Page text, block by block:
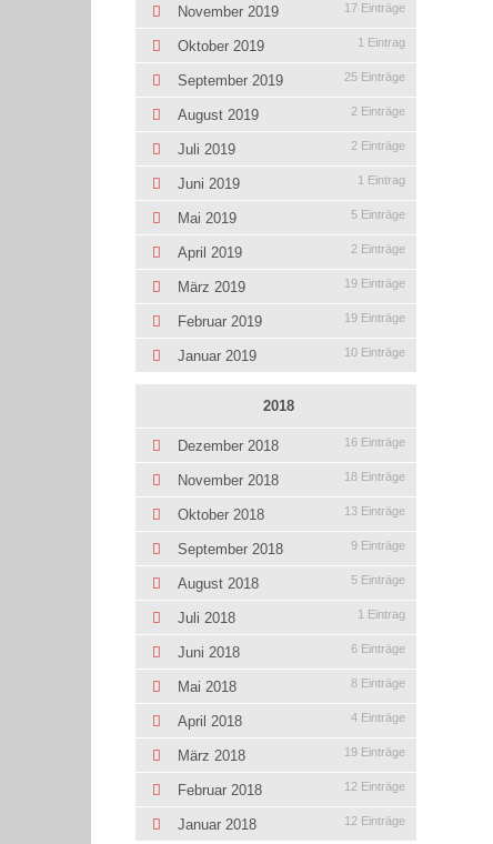
November 2019 17 Einträge
Oktober 2019 1 Eintrag
September 2019 25 Einträge
August 2019 2 Einträge
Juli 2019 2 Einträge
Juni 2019 1 Eintrag
Mai 2019 5 Einträge
April 2019 2 Einträge
März 2019 19 Einträge
Februar 2019 19 Einträge
Januar 2019 10 Einträge
2018
Dezember 2018 16 Einträge
November 2018 18 Einträge
Oktober 2018 13 Einträge
September 2018 9 Einträge
August 2018 5 Einträge
Juli 2018 1 Eintrag
Juni 2018 6 Einträge
Mai 2018 8 Einträge
April 2018 4 Einträge
März 2018 19 Einträge
Februar 2018 12 Einträge
Januar 2018 12 Einträge